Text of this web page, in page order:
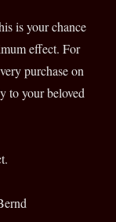
is your chance
effect. For
purchase on
to your beloved